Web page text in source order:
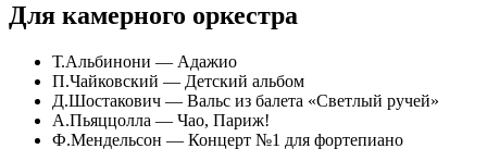
Для камерного оркестра
Т.Альбинони — Адажио
П.Чайковский — Детский альбом
Д.Шостакович — Вальс из балета «Светлый ручей»
А.Пьяццолла — Чао, Париж!
Ф.Мендельсон — Концерт №1 для фортепиано